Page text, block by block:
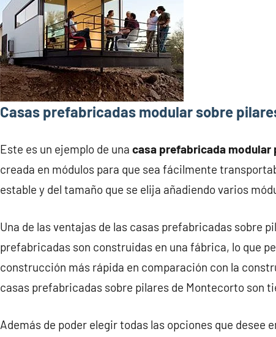
Casas prefabricadas modular sobre
Este es un ejemplo de una casa prefabricada
creada en módulos para que sea fácilmente
estable y del tamaño que se elija añadiendo varios
Una de las ventajas de las casas prefabricadas sobre
prefabricadas son construidas en una fábrica, lo que
construcción más rápida en comparación con la
casas prefabricadas sobre pilares de Montecorto son
Además de poder elegir todas las opciones que desee